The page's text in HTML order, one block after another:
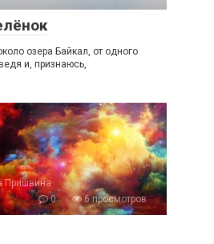
озера Байкал, от одного
и, признаюсь,
Пришвина
0
6 просмотров